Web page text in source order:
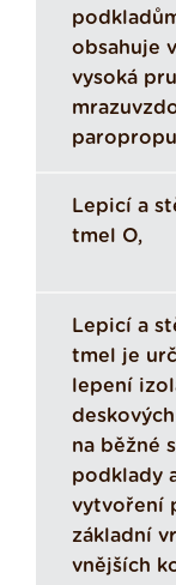
obsahuje
vysoká
Lepicí a
tmel O,
Lepicí a
tmel je
lepení
na běžné
podklady
vytvoření
základní
vnějších